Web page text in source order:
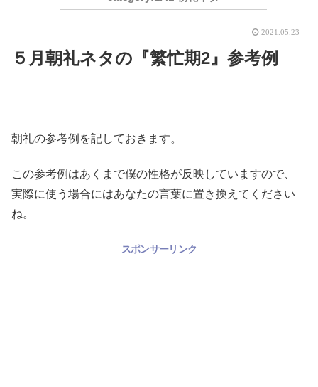
2021.05.23
５月朝礼ネタの『繁忙期2』参考例
朝礼の参考例を記しておきます。
この参考例はあくまで僕の性格が反映していますので、
実際に使う場合にはあなたの言葉に置き換えてください
ね。
スポンサーリンク